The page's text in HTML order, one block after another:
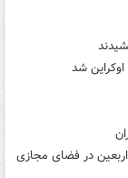
شد
در فضای مجازی